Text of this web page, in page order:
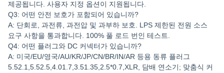
제공됩니다. 사용자 지정 옵션이 지원됩니다.
Q3: 어떤 안전 보호가 포함되어 있습니까?
A: 단회로, 과전류, 과전압 및 과부하 보호. LPS 제한된 전원 소스
요구 사항을 통과합니다. 100% 풀 로드 번인 테스트.
Q4: 어떤 플러그와 DC 커넥터가 있습니까?
A: 미국/EU/영국/AU/KR/JP/CN/BR/IN/AR 등용 동류 플러그
5.52.1,5.52.5,4.01.7,3.51.35,2.5*0.7,XLR, 담배 연소기; 맞춤식 커